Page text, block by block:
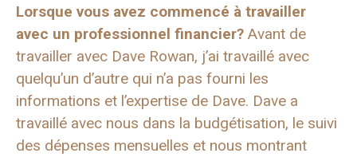
Lorsque vous avez commencé à travailler
avec un professionnel financier? Avant de
travailler avec Dave Rowan, j’ai travaillé avec
quelqu’un d’autre qui n’a pas fourni les
informations et l’expertise de Dave. Dave a
travaillé avec nous dans la budgétisation, le suivi
des dépenses mensuelles et nous montrant